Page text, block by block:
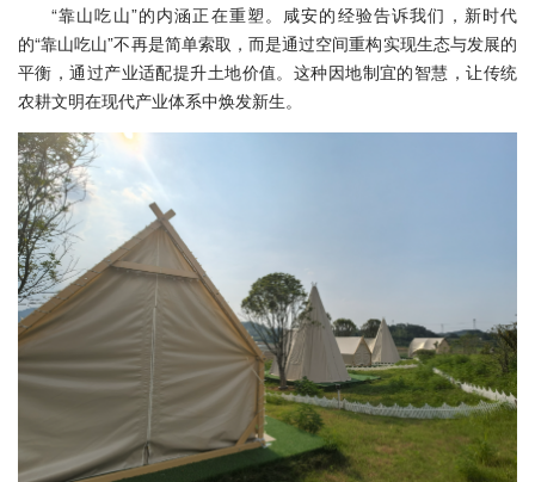
“靠山吃山”的内涵正在重塑。咸安的经验告诉我们，新时代
的“靠山吃山”不再是简单索取，而是通过空间重构实现生态与发展的
平衡，通过产业适配提升土地价值。这种因地制宜的智慧，让传统
农耕文明在现代产业体系中焕发新生。